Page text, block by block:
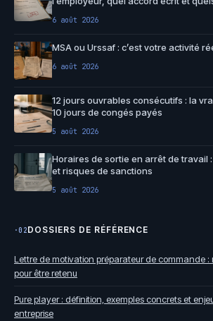
6 août 2026
MSA ou Urssaf : c’est votre activité
6 août 2026
12 jours ouvrables consécutifs : la
10 jours de congés payés
5 août 2026
Horaires de sortie en arrêt de travail
et risques de sanctions
5 août 2026
·02DOSSIERS DE RÉFÉRENCE
Lettre de motivation préparateur de commande :
pour être retenu
Pure player : définition, exemples concrets et
entreprise